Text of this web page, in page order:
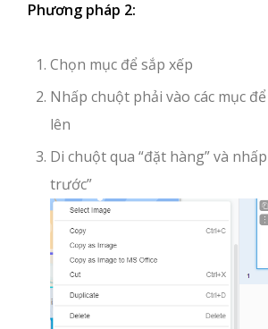
Phương pháp 2:
Chọn mục để sắp xếp
Nhấp chuột phải vào các mục
lên
Di chuột qua “đặt hàng” và
trước”